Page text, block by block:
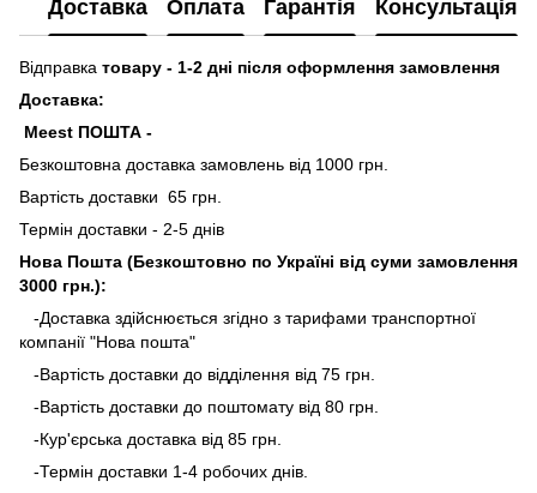
Доставка Оплата Гарантія Консультація
Відправка товару - 1-2 дні після оформлення замовлення
Доставка:
Meest ПОШТА -
Безкоштовна доставка замовлень від 1000 грн.
Вартість доставки 65 грн.
Термін доставки - 2-5 днів
Нова Пошта (Безкоштовно по Україні від суми замовлення
3000 грн.):
-Доставка здійснюється згідно з тарифами транспортної
компанії "Нова пошта"
-Вартість доставки до відділення від 75 грн.
-Вартість доставки до поштомату від 80 грн.
-Кур'єрська доставка від 85 грн.
-Термін доставки 1-4 робочих днів.